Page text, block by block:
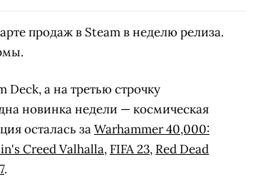
продаж в Steam в неделю релиза.
Deck, а на третью строчку
новинка недели — космическая
осталась заWarhammer 40,000:
Creed Valhalla, FIFA 23, Red Dead
.